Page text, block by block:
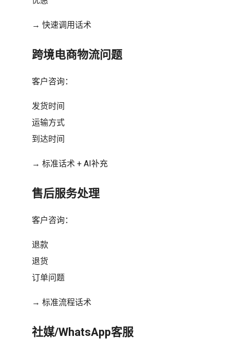
→ 快速调用话术
跨境电商物流问题
客户咨询：
发货时间
运输方式
到达时间
→ 标准话术 + AI补充
售后服务处理
客户咨询：
退款
退货
订单问题
→ 标准流程话术
社媒/WhatsApp客服